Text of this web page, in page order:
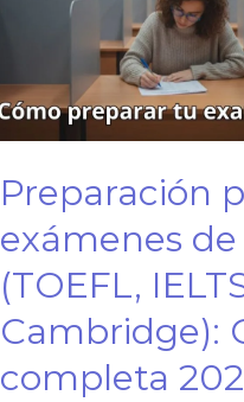
Preparación
exámenes
(TOEFL,
Cambridge):
completa